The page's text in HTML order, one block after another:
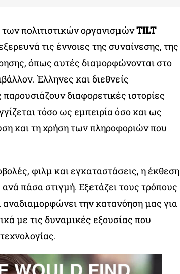
πολιτιστικών οργανισμώνTILT
τις έννοιες της συναίνεσης, της
όπως αυτές διαμορφώνονται στο
Έλληνες και διεθνείς
διαφορετικές ιστορίες
τόσο ως εμπειρία όσο και ως
και τη χρήση των πληροφοριών που
φιλμ και εγκαταστάσεις, η έκθεση
πάσα στιγμή. Εξετάζει τους τρόπους
την κατανόηση μας για
με τις δυναμικές εξουσίας που